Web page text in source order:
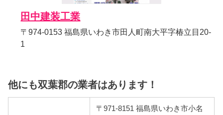
田中建装工業
〒974-0153 福島県いわき市田人町南大平字椿立目20-
1
他にも双葉郡の業者はあります！
〒971-8151 福島県いわき市小名